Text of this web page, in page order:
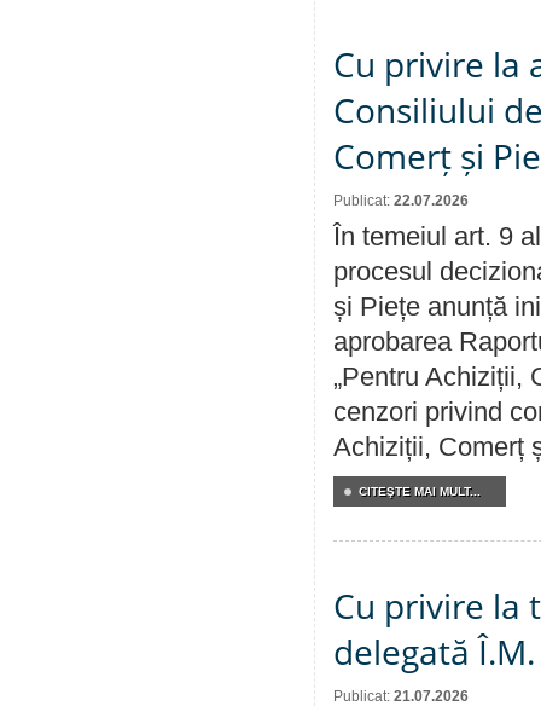
Cu privire la
Consiliului
Comerț și
Publicat: 22.07.2026
În temeiul art. 9
procesul
și Piețe anunță
aprobarea
„Pentru Achiziții,
cenzori privind
Achiziții, Comerț
CITEŞTE MAI MULT...
Cu privire la
delegată
Publicat: 21.07.2026